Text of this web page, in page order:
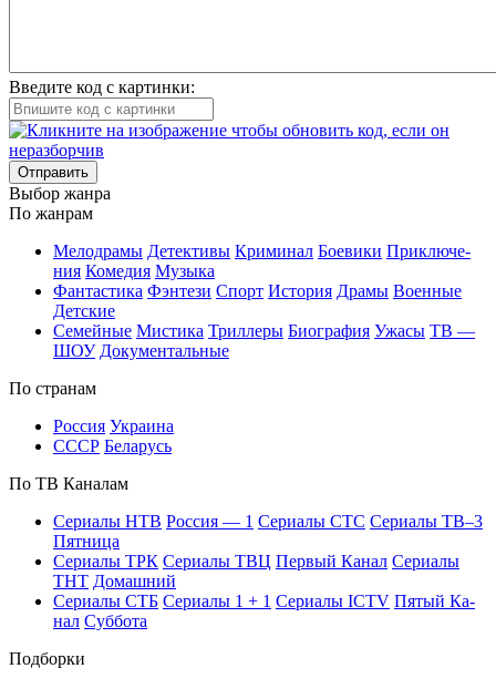
Введите код с картинки:
Отправить
Вы­бор жан­ра
По жан­рам
Ме­ло­дра­мы Де­тек­ти­вы Кри­ми­нал Бое­ви­ки При­клю­че­
ния Ко­ме­дия Му­зы­ка
Фан­та­сти­ка Фэн­те­зи Спорт Ис­то­рия Дра­мы Во­ен­ные
Дет­ские
Се­мей­ные Мис­ти­ка Трил­ле­ры Био­гра­фия Ужа­сы ТВ —
ШОУ До­ку­мен­таль­ные
По стра­нам
Рос­сия Ук­раи­на
СССР Бе­ла­русь
По ТВ Ка­на­лам
Се­риа­лы НТВ Рос­сия — 1 Се­риа­лы СТС Се­риа­лы ТВ–3
Пят­ни­ца
Се­риа­лы ТРК Се­риа­лы ТВЦ Пер­вый Ка­нал Се­риа­лы
ТНТ До­маш­ний
Се­риа­лы СТБ Се­риа­лы 1 + 1 Се­риа­лы ICTV Пя­тый Ка­
нал Суб­бо­та
Подборки